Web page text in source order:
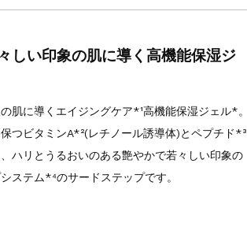
しい印象の肌に導く高機能保湿ジ
肌に導くエイジングケア*¹高機能保湿ジェル*。
つビタミンA*²(レチノール誘導体)とペプチド*³
ハリとうるおいのある艶やかで若々しい印象の
ステム*⁴のサードステップです。